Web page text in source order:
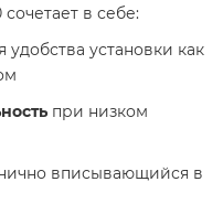
в себе:
удобства установки как
при низком
вписывающийся в